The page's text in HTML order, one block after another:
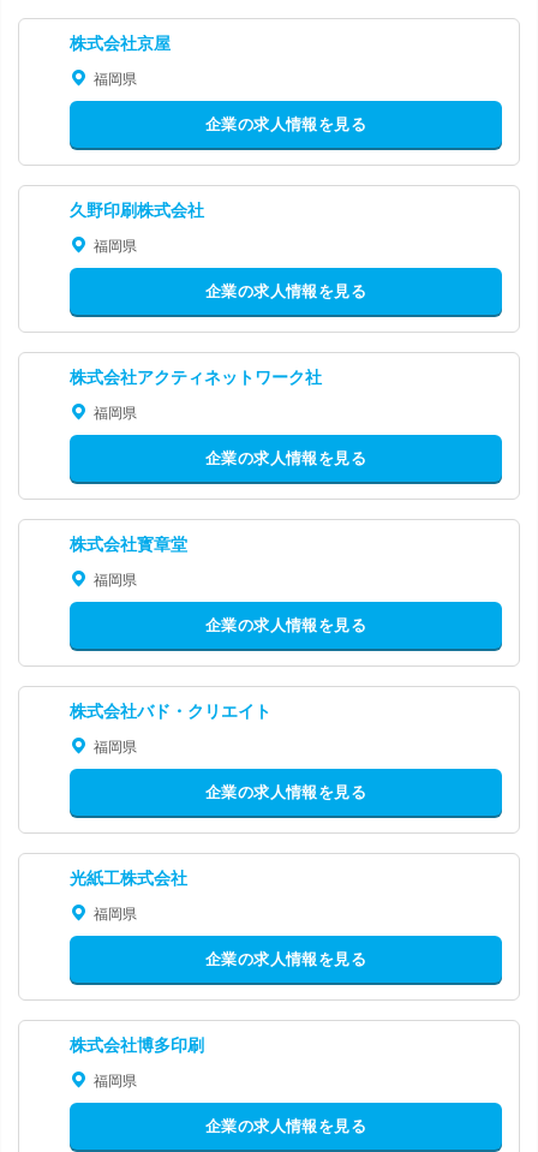
株式会社京屋
福岡県
企業の求人情報を見る
久野印刷株式会社
福岡県
企業の求人情報を見る
株式会社アクティネットワーク社
福岡県
企業の求人情報を見る
株式会社寳章堂
福岡県
企業の求人情報を見る
株式会社バド・クリエイト
福岡県
企業の求人情報を見る
光紙工株式会社
福岡県
企業の求人情報を見る
株式会社博多印刷
福岡県
企業の求人情報を見る